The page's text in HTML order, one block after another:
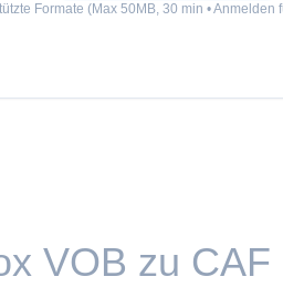
Formate (Max 50MB, 30 min • Anmelden
⁦VOB⁩ zu